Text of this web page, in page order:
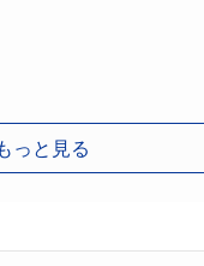
ップや内申点の向
一貫してサポートし
く異なります。ま
十分に身につかな
っと見る